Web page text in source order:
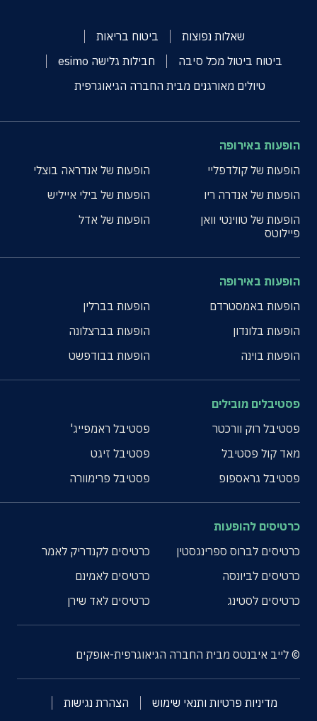
שאלות נפוצות
ביטוח בריאות
ביטוח ביטול מכל סיבה
חבילות גלישה esimo
טיולים מאורגנים מבית החברה הגיאוגרפית
הופעות באירופה
הופעות של קולדפליי
הופעות של אנדראה בוצלי
הופעות של אנדרה ריו
הופעות של בילי אייליש
הופעות של טווינטי וואן
פיילוטס
הופעות של אדל
הופעות באירופה
הופעות באמסטרדם
הופעות בברלין
הופעות בלונדון
הופעות בברצלונה
הופעות בוינה
הופעות בבודפשט
פסטיבלים מובילים
פסטיבל רוק וורכטר
פסטיבל ראמפייג'
מאד קול פסטיבל
פסטיבל זיגט
פסטיבל גראספופ
פסטיבל פרימוורה
כרטיסים להופעות
כרטיסים לברוס ספרינגסטין
כרטיסים לקנדריק לאמר
כרטיסים לביונסה
כרטיסים לאמינם
כרטיסים לסטינג
כרטיסים לאד שירן
© לייב איבנטס מבית החברה הגיאוגרפית-אופקים
מדיניות פרטיות ותנאי שימוש
הצהרת נגישות